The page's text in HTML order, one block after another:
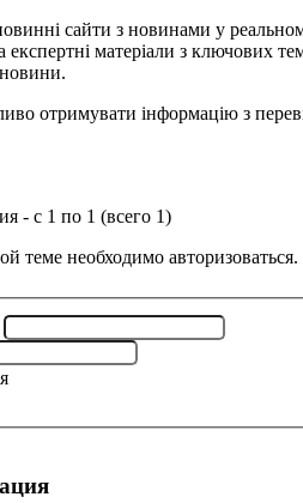
сайти з новинами у
матеріали з ключових
отримувати інформацію з
- с 1 по 1 (всего 1)
теме необходимо авторизоваться.